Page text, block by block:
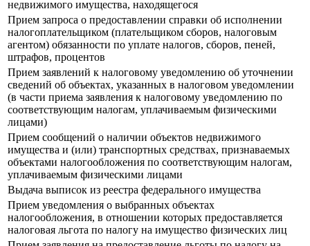
недвижимого имущества, находящегося
Прием запроса о предоставлении справки об исполнении
налогоплательщиком (плательщиком сборов, налоговым
агентом) обязанности по уплате налогов, сборов, пеней,
штрафов, процентов
Прием заявлений к налоговому уведомлению об уточнении
сведений об объектах, указанных в налоговом уведомлении
(в части приема заявления к налоговому уведомлению по
соответствующим налогам, уплачиваемым физическими
лицами)
Прием сообщений о наличии объектов недвижимого
имущества и (или) транспортных средствах, признаваемых
объектами налогообложения по соответствующим налогам,
уплачиваемым физическими лицами
Выдача выписок из реестра федерального имущества
Прием уведомления о выбранных объектах
налогообложения, в отношении которых предоставляется
налоговая льгота по налогу на имущество физических лиц